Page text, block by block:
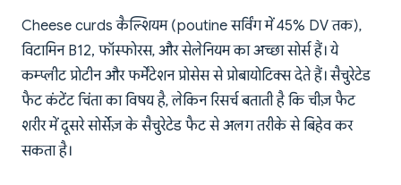
Cheese curds कैल्शियम (poutine सर्विंग में 45% DV तक),
विटामिन B12, फॉस्फोरस, और सेलेनियम का अच्छा सोर्स हैं। ये
कम्प्लीट प्रोटीन और फर्मेंटेशन प्रोसेस से प्रोबायोटिक्स देते हैं। सैचुरेटेड
फैट कंटेंट चिंता का विषय है, लेकिन रिसर्च बताती है कि चीज़ फैट
शरीर में दूसरे सोर्सेज़ के सैचुरेटेड फैट से अलग तरीके से बिहेव कर
सकता है।